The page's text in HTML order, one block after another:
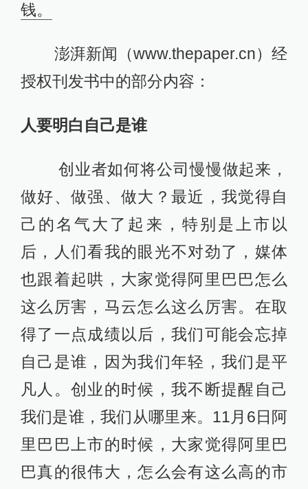
钱。
澎湃新闻（www.thepaper.cn）经
授权刊发书中的部分内容：
人要明白自己是谁
创业者如何将公司慢慢做起来，
做好、做强、做大？最近，我觉得自
己的名气大了起来，特别是上市以
后，人们看我的眼光不对劲了，媒体
也跟着起哄，大家觉得阿里巴巴怎么
这么厉害，马云怎么这么厉害。在取
得了一点成绩以后，我们可能会忘掉
自己是谁，因为我们年轻，我们是平
凡人。创业的时候，我不断提醒自己
我们是谁，我们从哪里来。11月6日阿
里巴巴上市的时候，大家觉得阿里巴
巴真的很伟大，怎么会有这么高的市